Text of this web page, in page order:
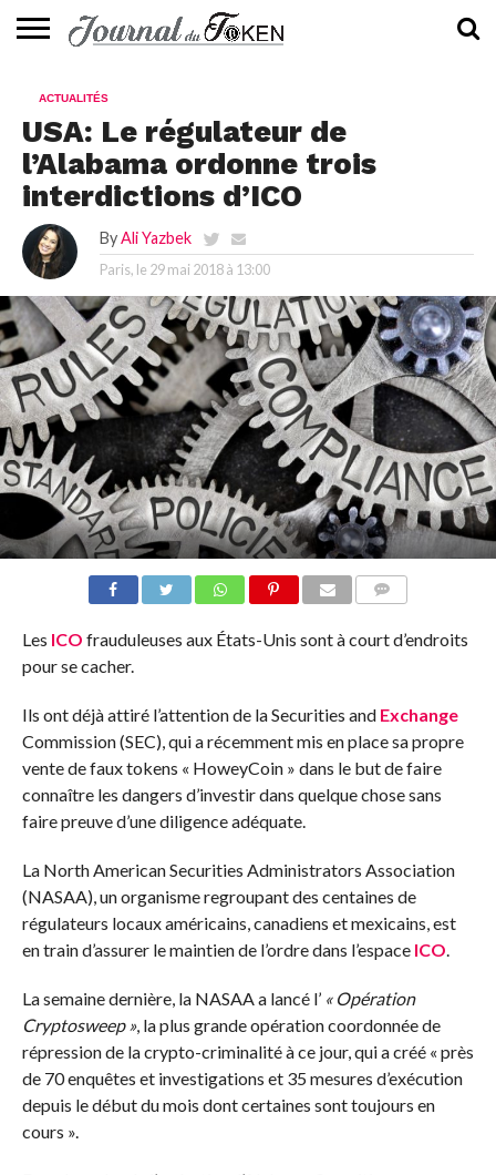
📰
EVALUATION
GUIDE
TENDANCES
À
CONTACTEZ-
ACTUALITÉS
USA: Le régulateur de
l’Alabama ordonne trois
interdictions d’ICO
By Ali Yazbek
Paris, le 29 mai 2018 à 13:00
Les ICO frauduleuses aux États-Unis sont à court d’endroits
pour se cacher.
Ils ont déjà attiré l’attention de la Securities and Exchange
Commission (SEC), qui a récemment mis en place sa propre
vente de faux tokens « HoweyCoin » dans le but de faire
connaître les dangers d’investir dans quelque chose sans
faire preuve d’une diligence adéquate.
La North American Securities Administrators Association
(NASAA), un organisme regroupant des centaines de
régulateurs locaux américains, canadiens et mexicains, est
en train d’assurer le maintien de l’ordre dans l’espace ICO.
La semaine dernière, la NASAA a lancé l’ « Opération
Cryptosweep », la plus grande opération coordonnée de
répression de la crypto-criminalité à ce jour, qui a créé « près
de 70 enquêtes et investigations et 35 mesures d’exécution
depuis le début du mois dont certaines sont toujours en
cours ».